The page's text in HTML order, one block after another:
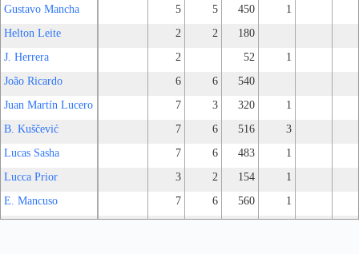
Gustavo Mancha
5 5 450
1
Helton Leite
2 2
180
J. Herrera
2 52
1
João Ricardo
6 6
540
Juan Martín Lucero
7 3 320
1
B. Kuščević
7 6 516
3
Lucas Sasha
7 6 483
1
Lucca Prior
3 2 154
1
E. Mancuso
7 6 560
1